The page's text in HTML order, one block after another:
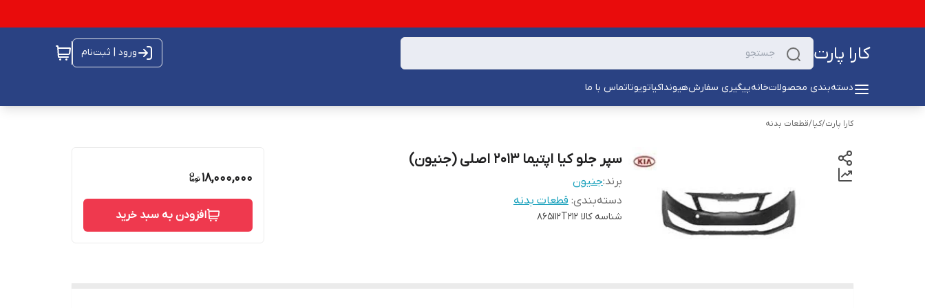
کارا پارت ورود | ثبت‌نام
دسته‌بندی محصولاتخانهپیگیری سفارشهیونداکیاتویوتاتماس با ما
کارا پارت/کیا/قطعات بدنه
سپر جلو کیا اپتیما 2013 اصلی (جنیون)
برند:جنیون
دسته‌بندی: قطعات بدنه
شناسه کالا 865112T212
18,000,000
افزودن به سبد خرید